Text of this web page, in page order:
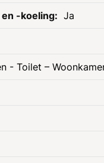
Ja
- Toilet –